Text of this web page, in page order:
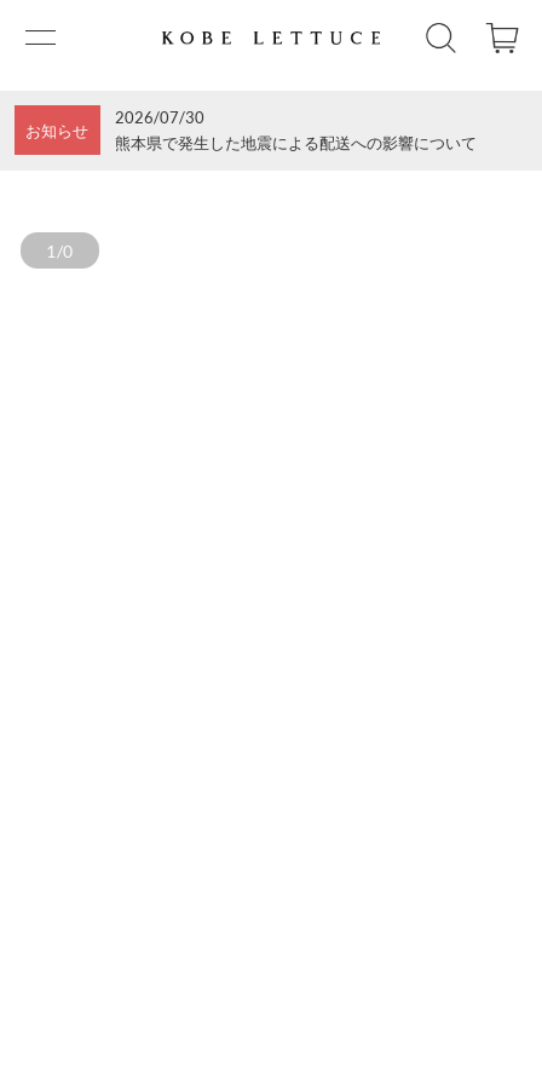
お知らせ
2026/07/30
熊本県で発生した地震による配送への影響について
1/0